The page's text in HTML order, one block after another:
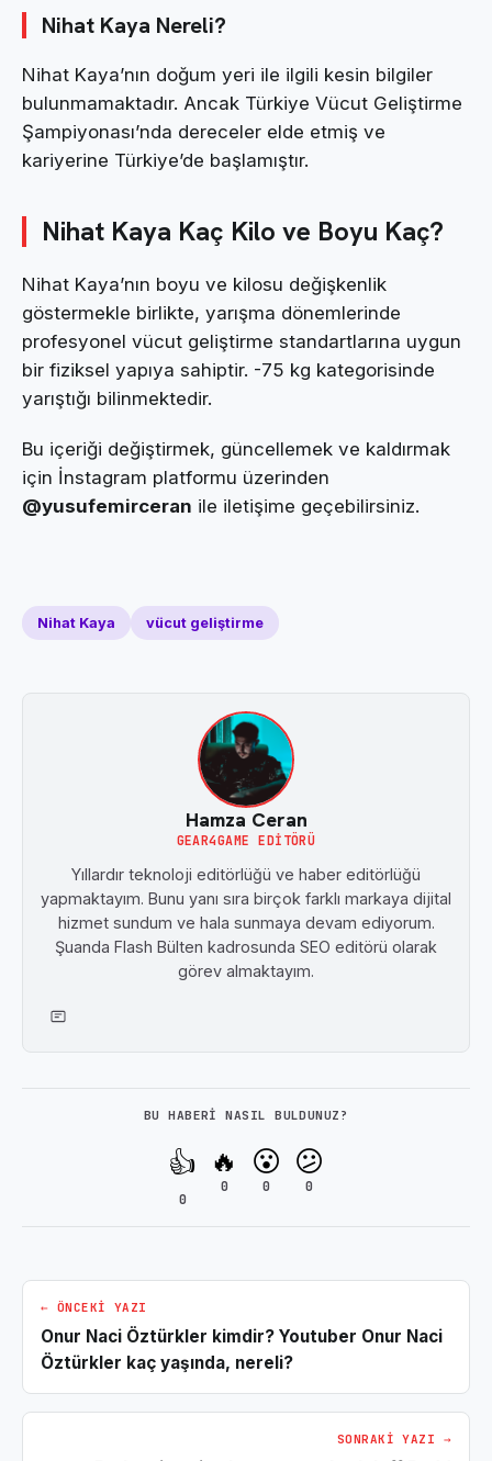
Nihat Kaya Nereli?
Nihat Kaya’nın doğum yeri ile ilgili kesin bilgiler
bulunmamaktadır. Ancak Türkiye Vücut Geliştirme
Şampiyonası’nda dereceler elde etmiş ve
kariyerine Türkiye’de başlamıştır.
Nihat Kaya Kaç Kilo ve Boyu Kaç?
Nihat Kaya’nın boyu ve kilosu değişkenlik
göstermekle birlikte, yarışma dönemlerinde
profesyonel vücut geliştirme standartlarına uygun
bir fiziksel yapıya sahiptir. -75 kg kategorisinde
yarıştığı bilinmektedir.
Bu içeriği değiştirmek, güncellemek ve kaldırmak
için İnstagram platformu üzerinden
@yusufemirceran ile iletişime geçebilirsiniz.
Nihat Kaya vücut geliştirme
Hamza Ceran
GEAR4GAME EDITÖRÜ
Yıllardır teknoloji editörlüğü ve haber editörlüğü
yapmaktayım. Bunu yanı sıra birçok farklı markaya dijital
hizmet sundum ve hala sunmaya devam ediyorum.
Şuanda Flash Bülten kadrosunda SEO editörü olarak
görev almaktayım.
BU HABERI NASIL BULDUNUZ?
👍
0
🔥
0
😮
0
😕
0
← ÖNCEKI YAZI
Onur Naci Öztürkler kimdir? Youtuber Onur Naci
Öztürkler kaç yaşında, nereli?
SONRAKI YAZI →